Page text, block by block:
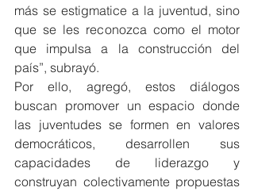
más se estigmatice a la juventud, sino
que se les reconozca como el motor
que impulsa a la construcción del
país”, subrayó.
Por ello, agregó, estos diálogos
buscan promover un espacio donde
las juventudes se formen en valores
democráticos, desarrollen sus
capacidades de liderazgo y
construyan colectivamente propuestas